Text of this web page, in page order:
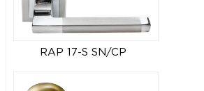
RAP 17-S SN/CP